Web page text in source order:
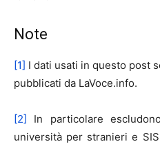
Note
[1] I dati usati in questo post
pubblicati da LaVoce.info.
[2] In particolare
università per stranieri e